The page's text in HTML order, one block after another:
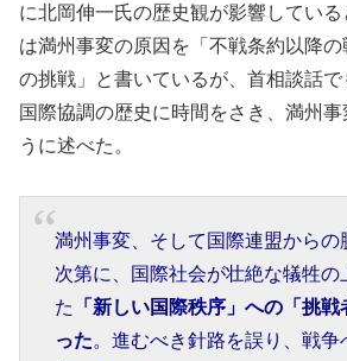
に北岡伸一氏の歴史観が影響してい
は満州事変の原因を「不戦条約以降
の挑戦」と書いているが、首相談話
国際協調の歴史に時間をさき、満州
うに述べた。
満州事変、そして国際連盟からの
次第に、国際社会が壮絶な犠牲の
た
「新しい国際秩序」への「挑
った。進むべき針路を誤り、戦争